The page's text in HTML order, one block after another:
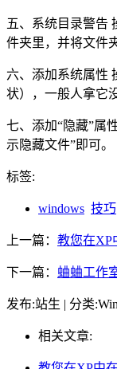
五、系统目录警告
件夹里，并将文件
六、添加系统属性
状），一般人拿它
七、添加“隐藏”属
示隐藏文件”即可。
标签:
windows 技巧
上一篇： 教您在XP
下一篇： 蛐蛐工作
发布:站生 | 分类
相关文章: